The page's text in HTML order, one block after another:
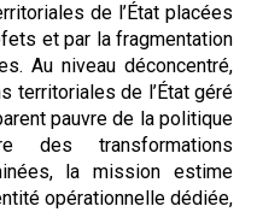
de l’État placées
et par la fragmentation
Au niveau déconcentré,
territoriales de l’État géré
pauvre de la politique
des transformations
la mission estime
opérationnelle dédiée,